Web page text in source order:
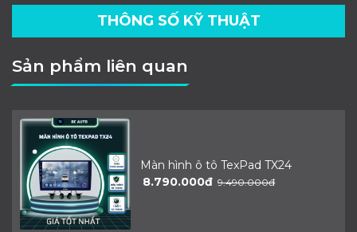
THÔNG SỐ KỸ THUẬT
Sản phẩm liên quan
Màn hình ô tô TexPad TX24
8.790.000đ 9.490.000đ